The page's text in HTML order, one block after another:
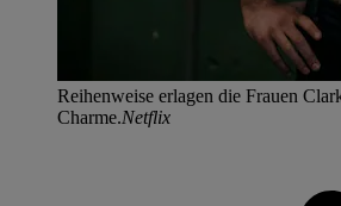
Reihenweise erlagen die Frauen
Charme.Netflix